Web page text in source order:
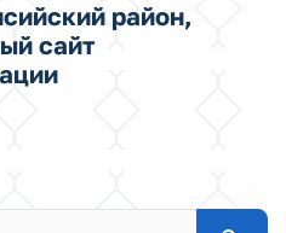
район,
сайт